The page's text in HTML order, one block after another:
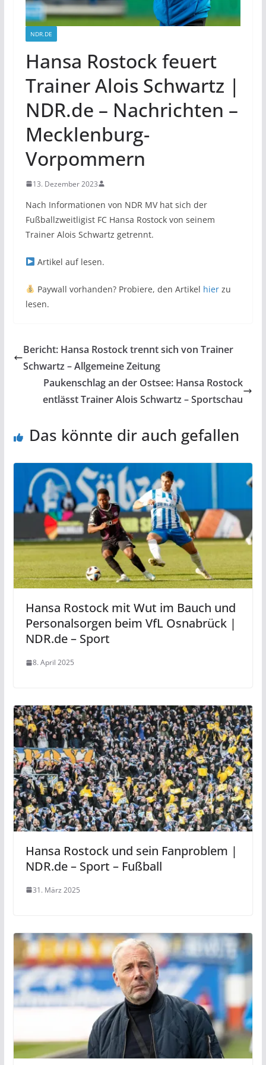
NDR.DE
Hansa Rostock feuert
Trainer Alois Schwartz |
NDR.de – Nachrichten –
Mecklenburg-
Vorpommern
13. Dezember 2023
Nach Informationen von NDR MV hat sich der
Fußballzweitligist FC Hansa Rostock von seinem
Trainer Alois Schwartz getrennt.
Artikel auf lesen.
Paywall vorhanden? Probiere, den Artikel hierzu
lesen.
Bericht: Hansa Rostock trennt sich von Trainer
Schwartz – Allgemeine Zeitung
Paukenschlag an der Ostsee: Hansa Rostock
entlässt Trainer Alois Schwartz – Sportschau
Das könnte dir auch gefallen
Hansa Rostock mit Wut im Bauch und
Personalsorgen beim VfL Osnabrück |
NDR.de – Sport
8. April 2025
Hansa Rostock und sein Fanproblem |
NDR.de – Sport – Fußball
31. März 2025